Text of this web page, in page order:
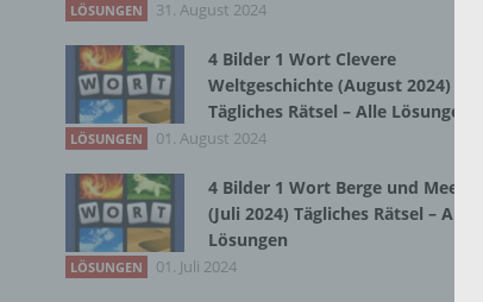
LÖSUNGEN 31. August 2024
4 Bilder 1 Wort Clevere
Weltgeschichte (August 2024)
Tägliches Rätsel – Alle Lösungen
LÖSUNGEN 01. August 2024
4 Bilder 1 Wort Berge und Meer
(Juli 2024) Tägliches Rätsel – Alle
Lösungen
LÖSUNGEN 01. Juli 2024